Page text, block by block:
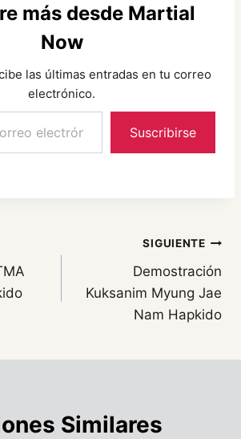
más desde Martial
Now
las últimas entradas en tu correo
electrónico.
Suscribirse
SIGUIENTE
Demostración
Kuksanim Myung Jae
Nam Hapkido
Similares